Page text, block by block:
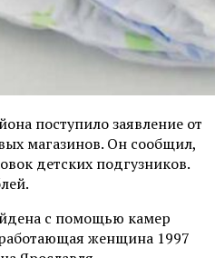
поступило заявление от
магазинов. Он сообщил,
детских подгузников.
с помощью камер
женщина 1997